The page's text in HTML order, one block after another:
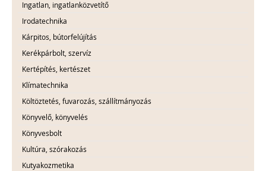
Ingatlan, ingatlanközvetítő
Irodatechnika
Kárpitos, bútorfelújítás
Kerékpárbolt, szervíz
Kertépítés, kertészet
Klímatechnika
Költöztetés, fuvarozás, szállítmányozás
Könyvelő, könyvelés
Könyvesbolt
Kultúra, szórakozás
Kutyakozmetika